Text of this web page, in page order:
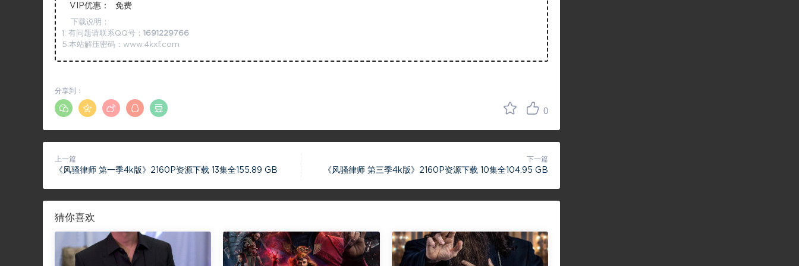
VIP优惠： 免费
下载说明：
1: 有问题请联系QQ号： 1691229766
5:本站解压密码：www.4kxf.com
0
分享到：
上一篇
《风骚律师 第一季4k版》2160P资源下载 13集全155.89 GB
下一篇
《风骚律师 第三季4k版》2160P资源下载 10集全104.95 GB
猜你喜欢